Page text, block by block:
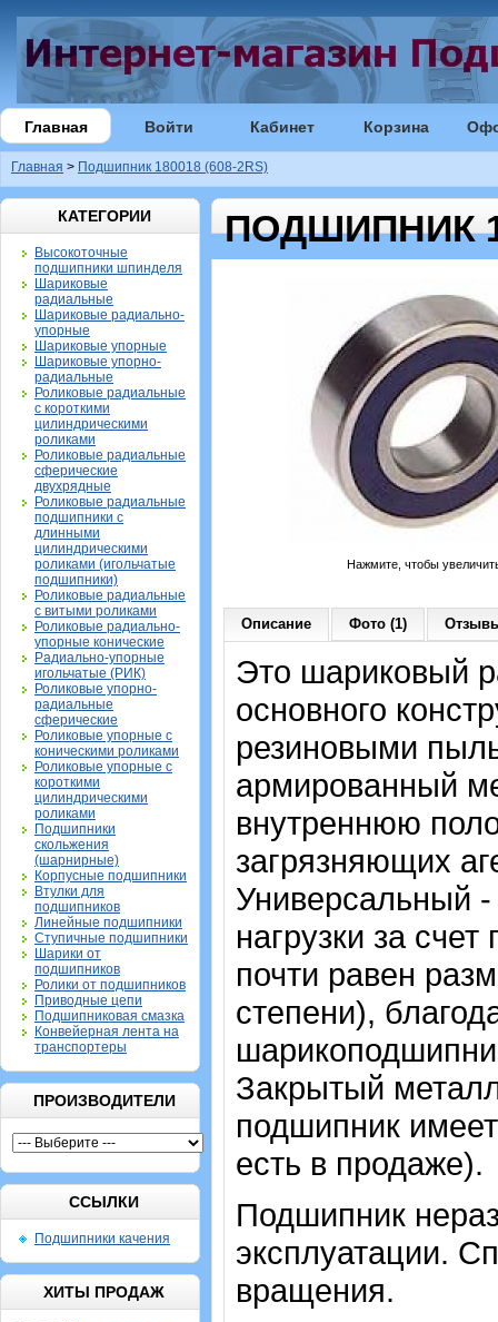
Главная Войти Кабинет Корзина
Главная > Подшипник 180018 (608-2RS)
КАТЕГОРИИ
Высокоточные
подшипники шпинделя
Шариковые
радиальные
Шариковые радиально-
упорные
Шариковые упорные
Шариковые упорно-
радиальные
Роликовые радиальные
с короткими
цилиндрическими
роликами
Роликовые радиальные
сферические
двухрядные
Роликовые радиальные
подшипники с
длинными
цилиндрическими
роликами (игольчатые
подшипники)
Роликовые радиальные
с витыми роликами
Роликовые радиально-
упорные конические
Радиально-упорные
игольчатые (РИК)
Роликовые упорно-
радиальные
сферические
Роликовые упорные с
коническими роликами
Роликовые упорные с
короткими
цилиндрическими
роликами
Подшипники
скольжения
(шарнирные)
Корпусные подшипники
Втулки для
подшипников
Линейные подшипники
Ступичные подшипники
Шарики от
подшипников
Ролики от подшипников
Приводные цепи
Подшипниковая смазка
Конвейерная лента на
транспортеры
ПРОИЗВОДИТЕЛИ
ССЫЛКИ
Подшипники качения
ХИТЫ ПРОДАЖ
ПОДШИПНИК
Нажмите, чтобы
Описание Фото (1)
Это шариковый
основного
резиновыми
армированный
внутреннюю
загрязняющих
Универсальный
нагрузки за
почти равен
степени),
Закрытый
подшипник
есть в продаже).
Подшипник
эксплуатации.
вращения.